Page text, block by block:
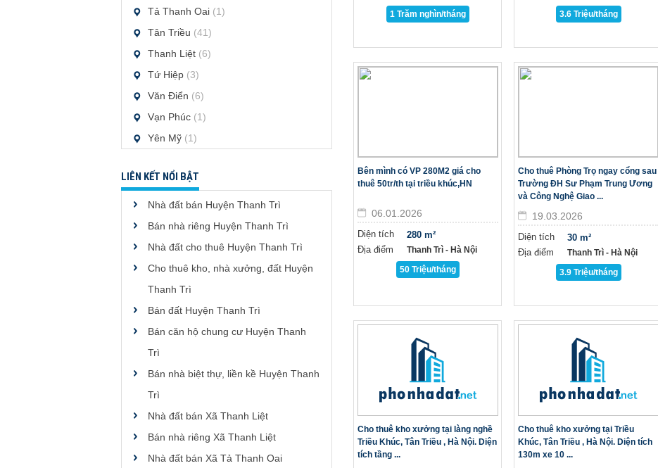
Tả Thanh Oai (1)
Tân Triều (41)
Thanh Liệt (6)
Tứ Hiệp (3)
Văn Điển (6)
Vạn Phúc (1)
Yên Mỹ (1)
LIÊN KẾT NỔI BẬT
Nhà đất bán Huyện Thanh Trì
Bán nhà riêng Huyện Thanh Trì
Nhà đất cho thuê Huyện Thanh Trì
Cho thuê kho, nhà xưởng, đất Huyện
Thanh Trì
Bán đất Huyện Thanh Trì
Bán căn hộ chung cư Huyện Thanh
Trì
Bán nhà biệt thự, liền kề Huyện Thanh
Trì
Nhà đất bán Xã Thanh Liệt
Bán nhà riêng Xã Thanh Liệt
Nhà đất bán Xã Tả Thanh Oai
1 Trăm nghìn/tháng
3.6 Triệu/tháng
Bên mình có VP 280M2 giá cho
thuê 50tr/th tại triều khúc,HN
06.01.2026
Diện tích
Địa điểm
280 m²
Thanh Trì - Hà Nội
50 Triệu/tháng
Cho thuê Phòng Trọ ngay cổng sau
Trường ĐH Sư Phạm Trung Ương
và Công Nghệ Giao ...
19.03.2026
Diện tích
Địa điểm
30 m²
Thanh Trì - Hà Nội
3.9 Triệu/tháng
Cho thuê kho xưởng tại làng nghề
Triều Khúc, Tân Triều , Hà Nội. Diện
tích tầng ...
Cho thuê kho xưởng tại Triều
Khúc, Tân Triều , Hà Nội. Diện tích
130m xe 10 ...